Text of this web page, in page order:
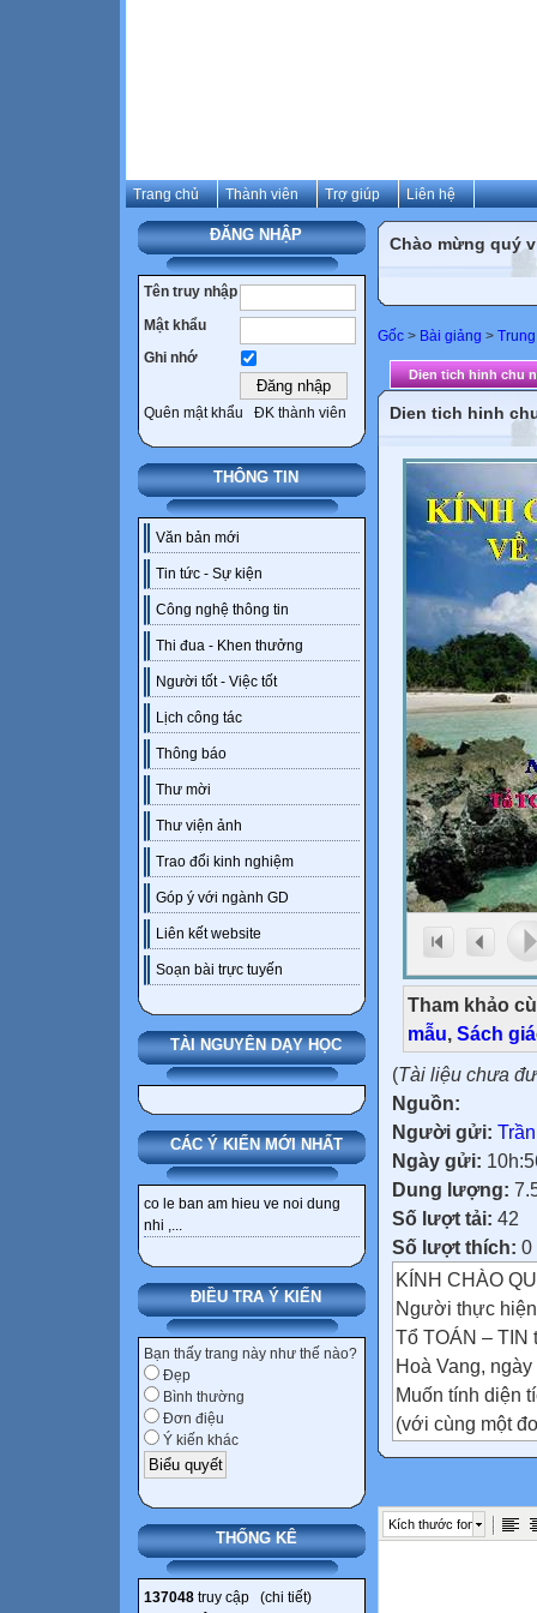
Trang chủ Thành viên Trợ giúp Liên hệ
ĐĂNG NHẬP
Tên truy nhập
Mật khẩu
Ghi nhớ
Quên mật khẩu ĐK thành viên
THÔNG TIN
Văn bản mới
Tin tức - Sự kiện
Công nghệ thông tin
Thi đua - Khen thưởng
Người tốt - Việc tốt
Lịch công tác
Thông báo
Thư mời
Thư viện ảnh
Trao đổi kinh nghiệm
Góp ý với ngành GD
Liên kết website
Soạn bài trực tuyến
TÀI NGUYÊN DẠY HỌC
CÁC Ý KIẾN MỚI NHẤT
co le ban am hieu ve noi dung
nhi ,...
ĐIỀU TRA Ý KIẾN
Bạn thấy trang này như thế nào?
Đẹp
Bình thường
Đơn điệu
Ý kiến khác
THỐNG KÊ
137048 truy cập (chi tiết)
Chào mừng quý
Gốc > Bài giảng >
Dien tich hinh chu
Dien tich hinh
Tham khảo
mẫu, Sách
(Tài liệu chưa
Nguồn:
Người gửi:
Ngày gửi:
Dung lượng:
Số lượt tải: 42
Số lượt thích: 0
KÍNH CHÀO
Người thực
Tổ TOÁN –
Hoà Vang,
Muốn tính diện
(với cùng một
Muốn tính diện
Hãy nêu cách
hình vuông mà
Kích thước font